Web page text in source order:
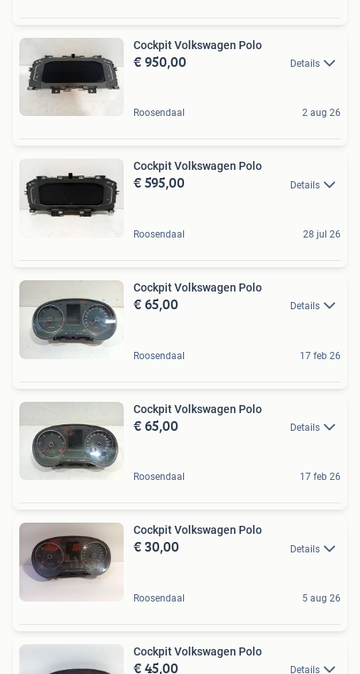
Cockpit Volkswagen Polo
€ 950,00 Details
Roosendaal 2 aug 26
Cockpit Volkswagen Polo
€ 595,00 Details
Roosendaal 28 jul 26
Cockpit Volkswagen Polo
€ 65,00 Details
Roosendaal 17 feb 26
Cockpit Volkswagen Polo
€ 65,00 Details
Roosendaal 17 feb 26
Cockpit Volkswagen Polo
€ 30,00 Details
Roosendaal 5 aug 26
Cockpit Volkswagen Polo
€ 45,00 Details